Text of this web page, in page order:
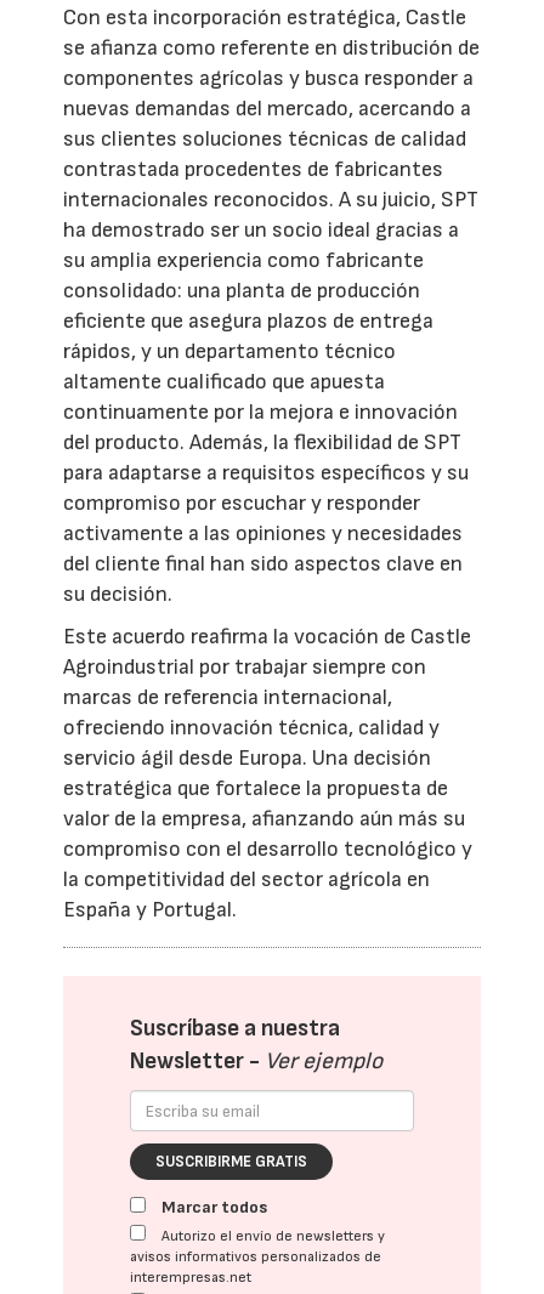
Con esta incorporación estratégica, Castle
se afianza como referente en distribución de
componentes agrícolas y busca responder a
nuevas demandas del mercado, acercando a
sus clientes soluciones técnicas de calidad
contrastada procedentes de fabricantes
internacionales reconocidos. A su juicio, SPT
ha demostrado ser un socio ideal gracias a
su amplia experiencia como fabricante
consolidado: una planta de producción
eficiente que asegura plazos de entrega
rápidos, y un departamento técnico
altamente cualificado que apuesta
continuamente por la mejora e innovación
del producto. Además, la flexibilidad de SPT
para adaptarse a requisitos específicos y su
compromiso por escuchar y responder
activamente a las opiniones y necesidades
del cliente final han sido aspectos clave en
su decisión.
Este acuerdo reafirma la vocación de Castle
Agroindustrial por trabajar siempre con
marcas de referencia internacional,
ofreciendo innovación técnica, calidad y
servicio ágil desde Europa. Una decisión
estratégica que fortalece la propuesta de
valor de la empresa, afianzando aún más su
compromiso con el desarrollo tecnológico y
la competitividad del sector agrícola en
España y Portugal.
Suscríbase a nuestra
Newsletter - Ver ejemplo
SUSCRIBIRME GRATIS
Marcar todos
Autorizo el envío de newsletters y
avisos informativos personalizados de
interempresas.net